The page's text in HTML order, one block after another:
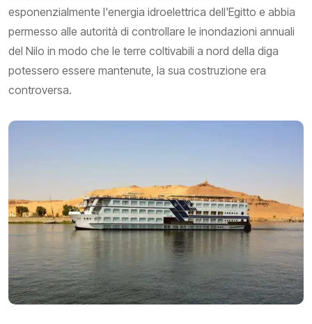
esponenzialmente l'energia idroelettrica dell'Egitto e abbia
permesso alle autorità di controllare le inondazioni annuali
del Nilo in modo che le terre coltivabili a nord della diga
potessero essere mantenute, la sua costruzione era
controversa.